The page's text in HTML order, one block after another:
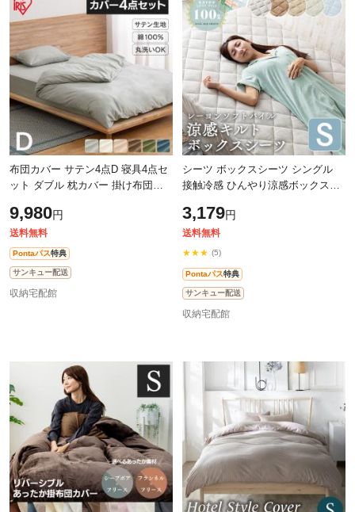
布団カバー サテン4点D 寝具4点セ
ット ダブル 枕カバー 掛け布団カ
寝具 セット ベッド 送料無料 アイ
リ
9,980円
送料無料
Pontaパス特典
サンキュー配送
収納宅配館
シーツ ボックスシーツ シングル
接触冷感 ひんやり涼感ボックスシ
触冷感 ベッドシーツ レーヨンパイ
ル涼
3,179円
送料無料
★★★ (5)
Pontaパス特典
サンキュー配送
収納宅配館
除外ワード
除外ワード